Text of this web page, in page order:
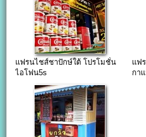
แฟรนไชส์ชาปักษ์ใต้ โปรโมชั่น
ไอโฟน5s
แฟ
กา